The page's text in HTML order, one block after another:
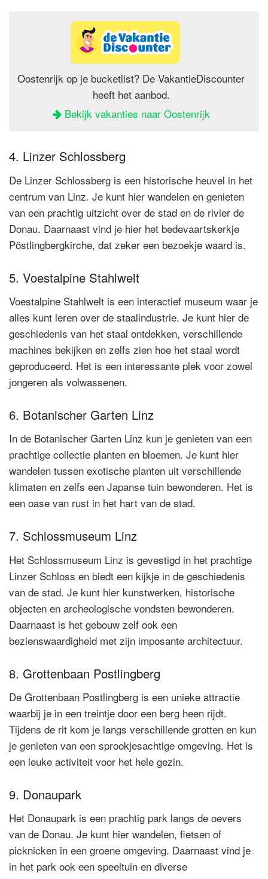
Oostenrijk op je bucketlist? De VakantieDiscounter
heeft het aanbod.
Bekijk vakanties naar Oostenrijk
4. Linzer Schlossberg
De Linzer Schlossberg is een historische heuvel in het
centrum van Linz. Je kunt hier wandelen en genieten
van een prachtig uitzicht over de stad en de rivier de
Donau. Daarnaast vind je hier het bedevaartskerkje
Pöstlingbergkirche, dat zeker een bezoekje waard is.
5. Voestalpine Stahlwelt
Voestalpine Stahlwelt is een interactief museum waar je
alles kunt leren over de staalindustrie. Je kunt hier de
geschiedenis van het staal ontdekken, verschillende
machines bekijken en zelfs zien hoe het staal wordt
geproduceerd. Het is een interessante plek voor zowel
jongeren als volwassenen.
6. Botanischer Garten Linz
In de Botanischer Garten Linz kun je genieten van een
prachtige collectie planten en bloemen. Je kunt hier
wandelen tussen exotische planten uit verschillende
klimaten en zelfs een Japanse tuin bewonderen. Het is
een oase van rust in het hart van de stad.
7. Schlossmuseum Linz
Het Schlossmuseum Linz is gevestigd in het prachtige
Linzer Schloss en biedt een kijkje in de geschiedenis
van de stad. Je kunt hier kunstwerken, historische
objecten en archeologische vondsten bewonderen.
Daarnaast is het gebouw zelf ook een
bezienswaardigheid met zijn imposante architectuur.
8. Grottenbaan Postlingberg
De Grottenbaan Postlingberg is een unieke attractie
waarbij je in een treintje door een berg heen rijdt.
Tijdens de rit kom je langs verschillende grotten en kun
je genieten van een sprookjesachtige omgeving. Het is
een leuke activiteit voor het hele gezin.
9. Donaupark
Het Donaupark is een prachtig park langs de oevers
van de Donau. Je kunt hier wandelen, fietsen of
picknicken in een groene omgeving. Daarnaast vind je
in het park ook een speeltuin en diverse